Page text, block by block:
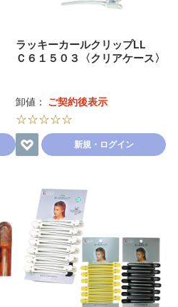
ラッキーカールクリップLL
Ｃ６１５０３〈クリアケース〉
卸値： ご契約後表示
☆☆☆☆☆
新規・ログイン